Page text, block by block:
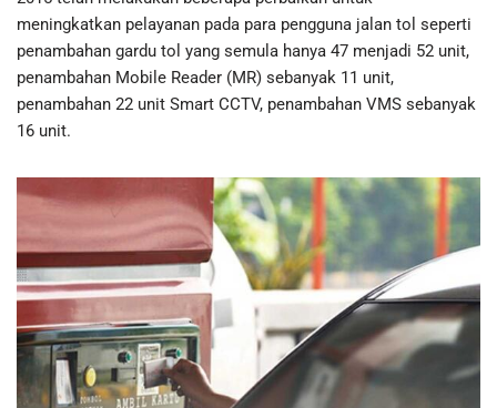
meningkatkan pelayanan pada para pengguna jalan tol seperti
penambahan gardu tol yang semula hanya 47 menjadi 52 unit,
penambahan Mobile Reader (MR) sebanyak 11 unit,
penambahan 22 unit Smart CCTV, penambahan VMS sebanyak
16 unit.